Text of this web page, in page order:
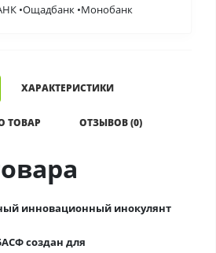
ХАРАКТЕРИСТИКИ
ТОВАР ОТЗЫВОВ (0)
инновационный инокулянт
создан для
•Ощадбанк •Монобанк